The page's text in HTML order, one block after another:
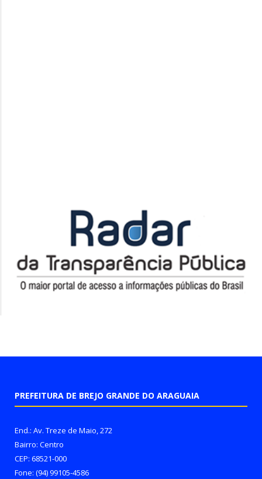
PREFEITURA DE BREJO GRANDE DO ARAGUAIA
End.: Av. Treze de Maio, 272
Bairro: Centro
CEP: 68521-000
Fone: (94) 99105-4586